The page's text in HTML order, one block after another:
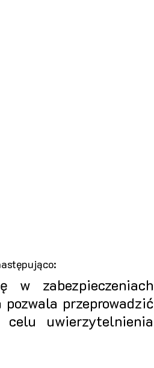
w zabezpieczeniach
przeprowadzić
uwierzytelnienia